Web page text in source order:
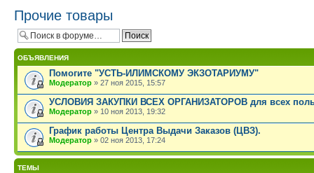
Прочие товары
ОБЪЯВЛЕНИЯ
Помогите "УСТЬ-ИЛИМСКОМУ ЭКЗОТАРИУМУ"
Модератор » 27 ноя 2015, 15:57
УСЛОВИЯ ЗАКУПКИ ВСЕХ ОРГАНИЗАТОРОВ для всех
Модератор » 10 ноя 2013, 19:32
График работы Центра Выдачи Заказов (ЦВЗ).
Модератор » 02 ноя 2013, 17:24
ТЕМЫ